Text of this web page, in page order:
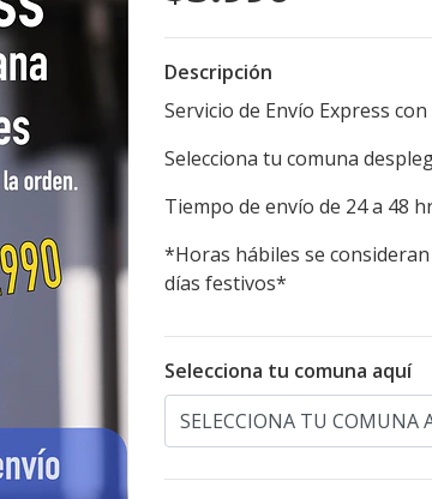
Descripción
Servicio de Envío Express
Selecciona tu comuna
Tiempo de envío de 24 a 48
*Horas hábiles se
días festivos*
Selecciona tu comuna aquí